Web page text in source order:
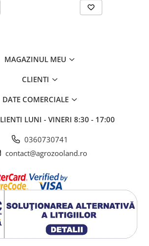
crizantemelor,
Ardei, castraveti,
prun, tomate,
varza, vita de vie
WG - granule
dispersabile in
Pulverizare
MAGAZINUL MEU
CLIENTI
DATE COMERCIALE
LUNI - VINERI 8:30 - 17:00
0360730741
contact@agrozooland.ro